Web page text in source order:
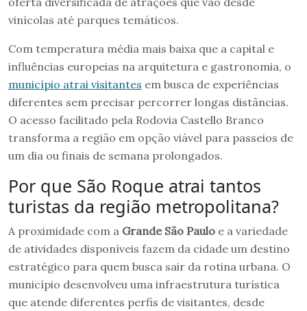
vinícolas até parques temáticos.
Com temperatura média mais baixa que a capital e
influências europeias na arquitetura e gastronomia, o
município atrai visitantes em busca de experiências
diferentes sem precisar percorrer longas distâncias.
O acesso facilitado pela Rodovia Castello Branco
transforma a região em opção viável para passeios de
um dia ou finais de semana prolongados.
Por que São Roque atrai tantos
turistas da região metropolitana?
A proximidade com a Grande São Paulo e a variedade
de atividades disponíveis fazem da cidade um destino
estratégico para quem busca sair da rotina urbana. O
município desenvolveu uma infraestrutura turística
que atende diferentes perfis de visitantes, desde